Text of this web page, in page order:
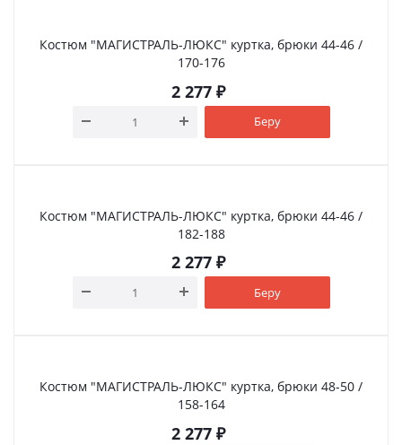
Костюм "МАГИСТРАЛЬ-ЛЮКС" куртка, брюки 44-46 /
170-176
2 277₽
Беру
Костюм "МАГИСТРАЛЬ-ЛЮКС" куртка, брюки 44-46 /
182-188
2 277₽
Беру
Костюм "МАГИСТРАЛЬ-ЛЮКС" куртка, брюки 48-50 /
158-164
2 277₽